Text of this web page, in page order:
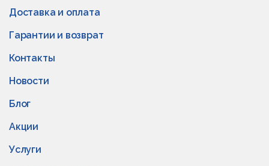
Доставка и оплата
Гарантии и возврат
Контакты
Новости
Блог
Акции
Услуги